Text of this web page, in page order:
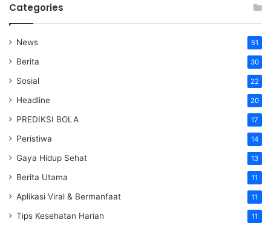
Categories
News 51
Berita 30
Sosial 22
Headline 20
PREDIKSI BOLA 17
Peristiwa 14
Gaya Hidup Sehat 13
Berita Utama 11
Aplikasi Viral & Bermanfaat 11
Tips Kesehatan Harian 11